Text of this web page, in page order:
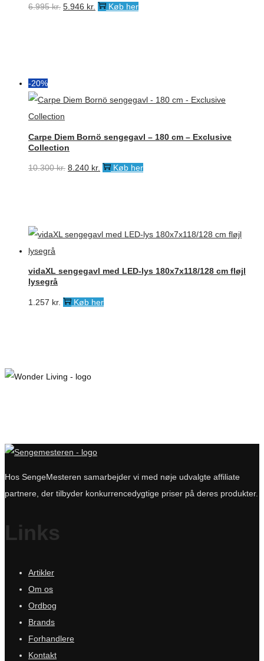
6.995kr. Den
5.946 kr. DenKøb her
-20%
Carpe Diem Bornö sengegavl – 180 cm – Exclusive
Collection
10.300kr. Den
10.300 kr..
8.240 kr. Den
8.240 kr..
Køb her
vidaXL sengegavl med LED-lys 180x7x118/128 cm fløjl
lysegrå
1.257 kr. Køb her
Hos SengeMesteren samarbejder vi med nøje udvalgte affiliate
partnere, der tilbyder konkurrencedygtige priser på deres produkter.
Links
Artikler
Om os
Ordbog
Brands
Forhandlere
Kontakt